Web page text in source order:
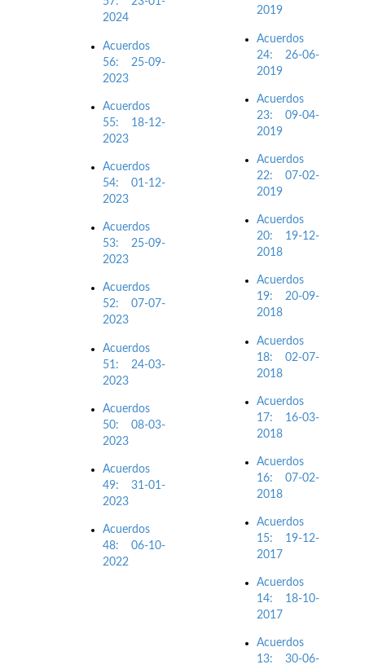
2024
Acuerdos
56: 25-09-
2023
Acuerdos
55: 18-12-
2023
Acuerdos
54: 01-12-
2023
Acuerdos
53: 25-09-
2023
Acuerdos
52: 07-07-
2023
Acuerdos
51: 24-03-
2023
Acuerdos
50: 08-03-
2023
Acuerdos
49: 31-01-
2023
Acuerdos
48: 06-10-
2022
2019
Acuerdos
24: 26-06-
2019
Acuerdos
23: 09-04-
2019
Acuerdos
22: 07-02-
2019
Acuerdos
20: 19-12-
2018
Acuerdos
19: 20-09-
2018
Acuerdos
18: 02-07-
2018
Acuerdos
17: 16-03-
2018
Acuerdos
16: 07-02-
2018
Acuerdos
15: 19-12-
2017
Acuerdos
14: 18-10-
2017
Acuerdos
13: 30-06-